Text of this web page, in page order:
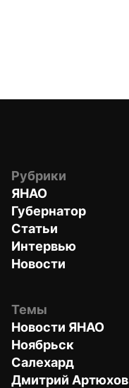
Рубрики
ЯНАО
Губернатор
Статьи
Интервью
Новости
Темы
Новости ЯНАО
Ноябрьск
Салехард
Дмитрий Артюхов